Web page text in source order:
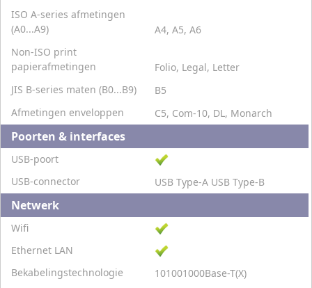
ISO A-series afmetingen
(A0...A9)
A4, A5, A6
Non-ISO print
papierafmetingen
Folio, Legal, Letter
JIS B-series maten (B0...B9)
B5
Afmetingen enveloppen
C5, Com-10, DL, Monarch
Poorten & interfaces
USB-poort
USB-connector
USB Type-A USB Type-B
Netwerk
Wifi
Ethernet LAN
Bekabelingstechnologie
101001000Base-T(X)